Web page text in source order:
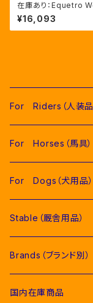
在庫あり：Equetro
カンヌ ラインストー
（ETW00245）
¥16,093
For Riders（人装品
Men（男性用衣類）
Competition Jackets（
Competition Shirts（競
Women（女性用衣類）
Competition Jackets（
Competition Shirts（競
Young Riders（ジュ
Competition Jackets（
Competition Shirts（競
Socks & Ties（ソック
Socks（ソックス）
Raincoats（レインコー
For Horses（馬具）
Pads（ゼッケン、パッド
Jumping Pads（障害馬
Dressage Pads（馬場
Fly Veils（イヤーネッ
Bridles＆
Bit（ハミ）
For Dogs（犬用品）
Stable（厩舎用品）
COMPETITION
Stable Curtains（厩舎
Horse Care（お手入
Brands（ブランド別）
Acavallo（アカバロ）
国内在庫商品